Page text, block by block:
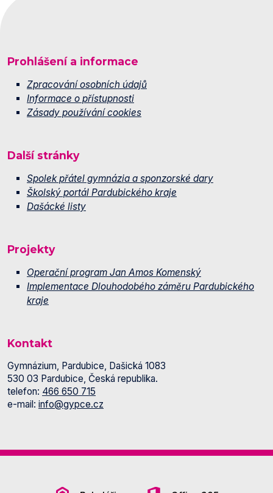
Prohlášení a informace
Zpracování osobních údajů
Informace o přístupnosti
Zásady používání cookies
Další stránky
Spolek přátel gymnázia a sponzorské dary
Školský portál Pardubického kraje
Dašácké listy
Projekty
Operační program Jan Amos Komenský
Implementace Dlouhodobého záměru Pardubického
kraje
Kontakt
Gymnázium, Pardubice, Dašická 1083
530 03 Pardubice, Česká republika.
telefon: 466 650 715
e-mail: info@gypce.cz